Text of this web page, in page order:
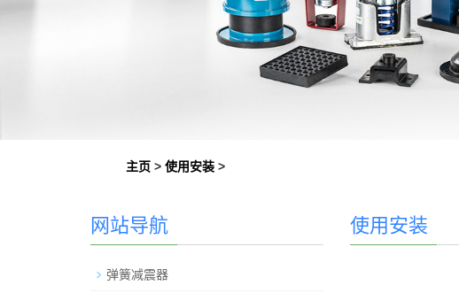
主页 > 使用安装 >
使用安装
网站导航
弹簧减震器